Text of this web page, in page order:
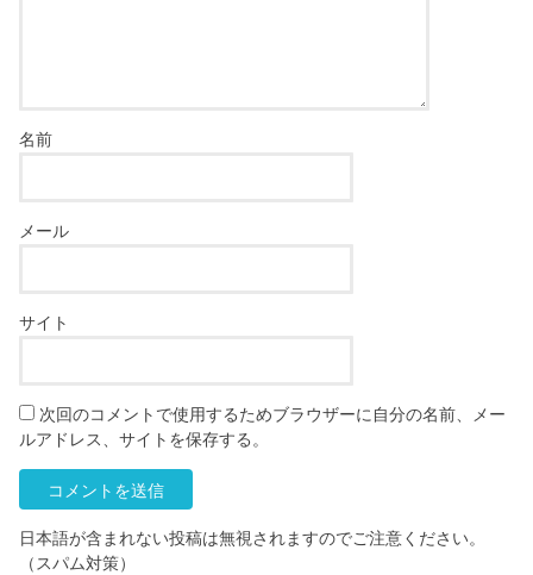
名前
メール
サイト
次回のコメントで使用するためブラウザーに自分の名前、メー
ルアドレス、サイトを保存する。
日本語が含まれない投稿は無視されますのでご注意ください。
（スパム対策）